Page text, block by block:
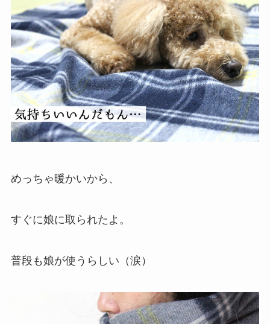
めっちゃ暖かいから、
すぐに娘に取られたよ。
普段も娘が使うらしい（涙）